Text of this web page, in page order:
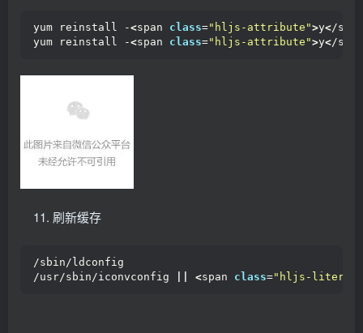
yum reinstall -<span class="hljs-attribute">y</span
yum reinstall -<span class="hljs-attribute">y</span
刷新缓存
/sbin/ldconfig
/usr/sbin/iconvconfig
<span class="hljs-literal"